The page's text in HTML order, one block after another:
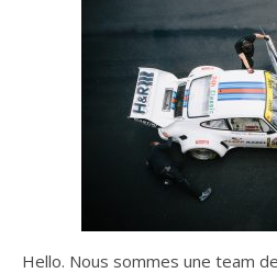
Hello. Nous sommes une team